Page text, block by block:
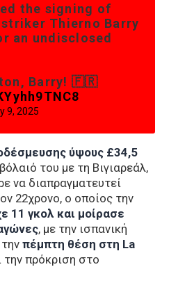
the signing of
Thierno Barry
an undisclosed
Barry! 🇫🇷
9, 2025
ύψους £34,5
του με τη Βιγιαρεάλ,
να διαπραγματευτεί
22χρονο, ο οποίος την
11 γκολ και μοίρασε
, με την ισπανική
πέμπτη θέση στη La
την πρόκριση στο